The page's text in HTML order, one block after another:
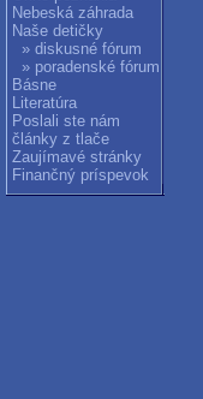
Nebeská záhrada
Naše detičky
» diskusné fórum
» poradenské fórum
Básne
Literatúra
Poslali ste nám
články z tlače
Zaujímavé stránky
Finančný príspevok